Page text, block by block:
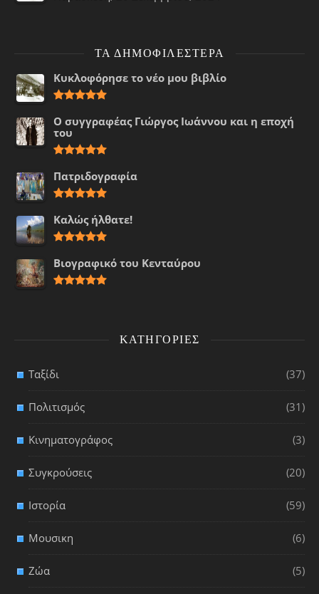
ΤΑ ΔΗΜΟΦΙΛΈΣΤΕΡΑ
Κυκλοφόρησε το νέο μου βιβλίο
Ο συγγραφέας Γιώργος Ιωάννου και η εποχή
του
Πατριδογραφία
Καλώς ήλθατε!
Βιογραφικό του Κενταύρου
ΚΑΤΗΓΟΡΊΕΣ
Ταξίδι (37)
Πολιτισμός (31)
Κινηματογράφος (3)
Συγκρούσεις (20)
Ιστορία (59)
Μουσικη (6)
Ζώα (5)